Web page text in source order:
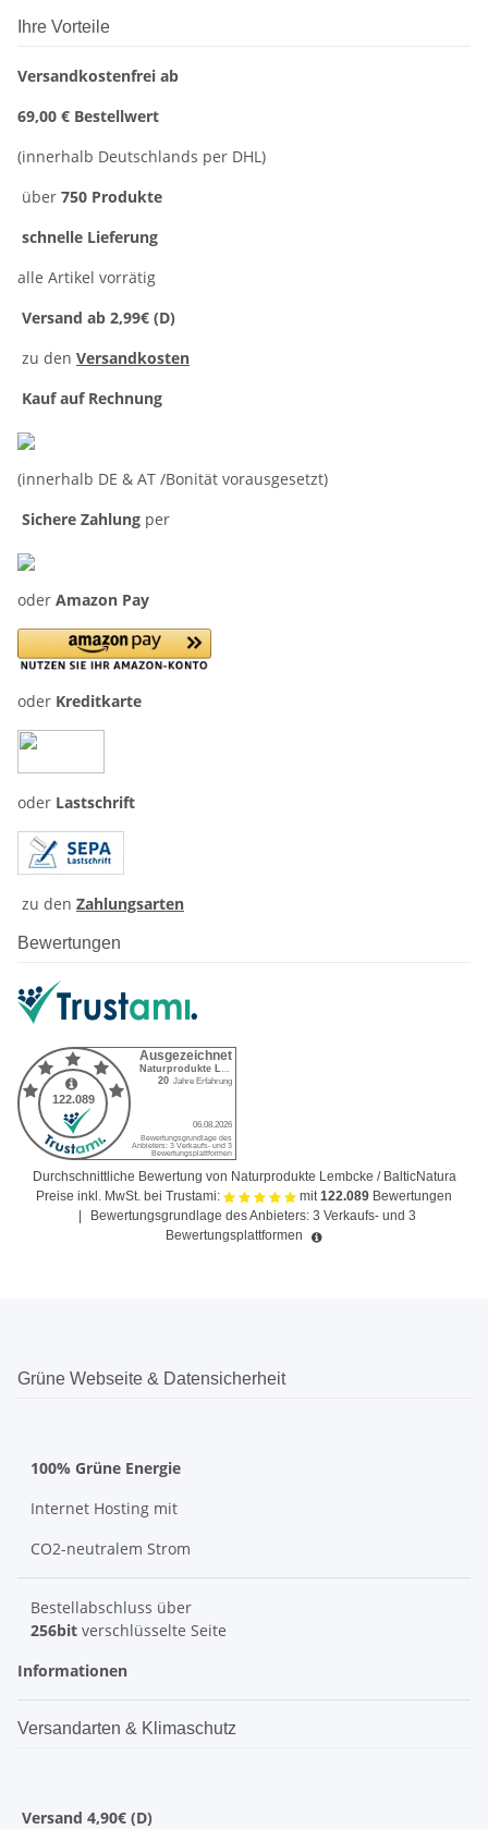
Ihre Vorteile
Versandkostenfrei ab
69,00 € Bestellwert
(innerhalb Deutschlands per DHL)
über 750 Produkte
schnelle Lieferung
alle Artikel vorrätig
Versand ab 2,99€ (D)
zu den Versandkosten
Kauf auf Rechnung
(innerhalb DE & AT /Bonität vorausgesetzt)
Sichere Zahlung per
oder Amazon Pay
oder Kreditkarte
oder Lastschrift
zu den Zahlungsarten
Bewertungen
Durchschnittliche Bewertung von Naturprodukte Lembcke / BalticNatura
Preise inkl. MwSt. bei Trustami:
mit122.089 Bewertungen
Bewertungsgrundlage des Anbieters: 3 Verkaufs- und 3
Bewertungsplattformen
Grüne Webseite & Datensicherheit
100% Grüne Energie
Internet Hosting mit
CO2-neutralem Strom
Bestellabschluss über
256bit verschlüsselte Seite
Informationen
Versandarten & Klimaschutz
Versand 4,90€ (D)